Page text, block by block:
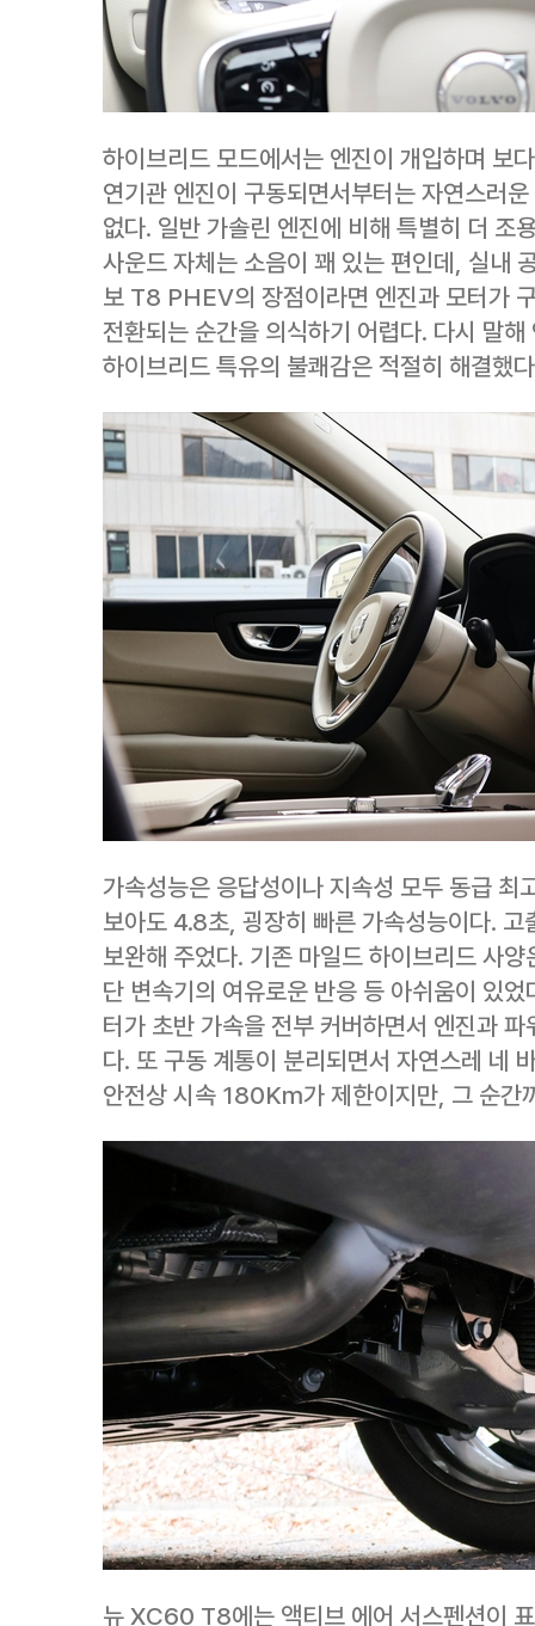
하이브리드 모드에서는 엔진이 개입하며 보
연기관 엔진이 구동되면서부터는 자연스러
없다. 일반 가솔린 엔진에 비해 특별히 더 조
사운드 자체는 소음이 꽤 있는 편인데, 실내
보 T8 PHEV의 장점이라면 엔진과 모터가
전환되는 순간을 의식하기 어렵다. 다시 말
하이브리드 특유의 불쾌감은 적절히 해결했
가속성능은 응답성이나 지속성 모두 동급 최
보아도 4.8초, 굉장히 빠른 가속성능이다.
보완해 주었다. 기존 마일드 하이브리드 사
단 변속기의 여유로운 반응 등 아쉬움이 있
터가 초반 가속을 전부 커버하면서 엔진과
다. 또 구동 계통이 분리되면서 자연스레 네
안전상 시속 180Km가 제한이지만, 그 순간
뉴 XC60 T8에는 액티브 에어 서스펜션이